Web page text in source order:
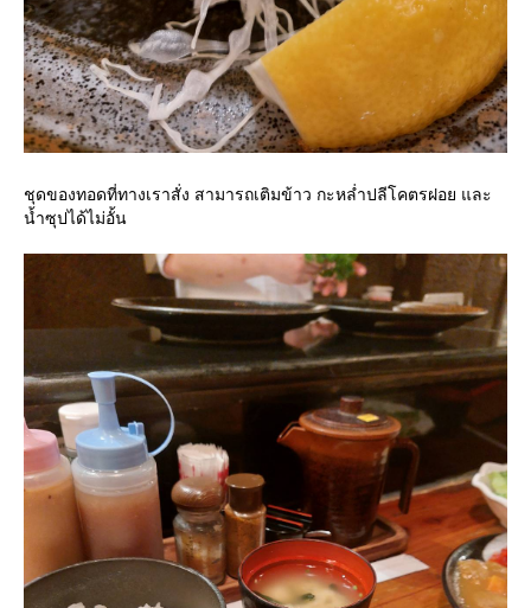
ชุดของทอดที่ทางเราสั่ง สามารถเติมข้าว กะหล่ำปลีโคตรฝอย และ
น้ำซุปได้ไม่อั้น